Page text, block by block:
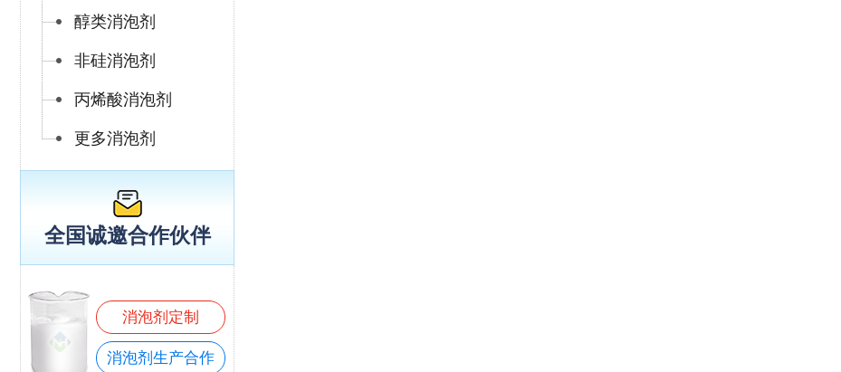
醇类消泡剂
非硅消泡剂
丙烯酸消泡剂
更多消泡剂
全国诚邀合作伙伴
消泡剂定制
消泡剂生产合作